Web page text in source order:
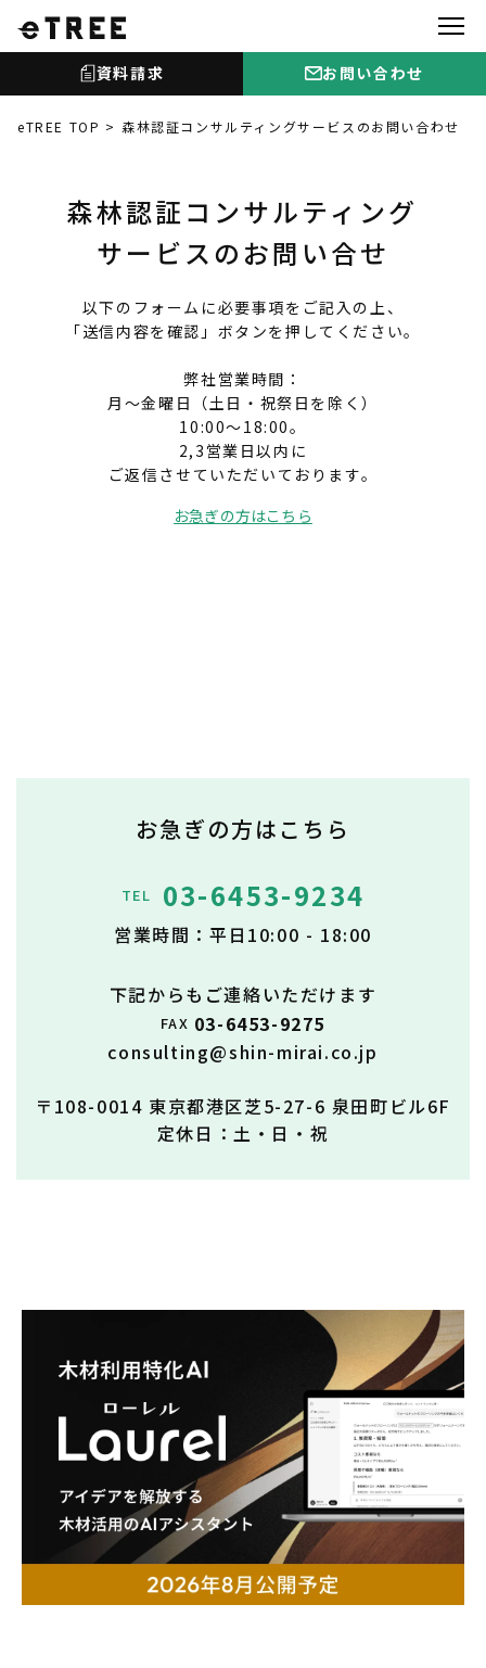
資料請求 お問い合わせ
eTREE TOP 森林認証コンサルティングサービスのお問い合わせ
森林認証コンサルティング
サービスのお問い合せ
以下のフォームに必要事項をご記入の上、
「送信内容を確認」ボタンを押してください。
弊社営業時間：
月～金曜日（土日・祝祭日を除く）
10:00～18:00。
2,3営業日以内に
ご返信させていただいております。
お急ぎの方はこちら
お急ぎの方はこちら
TEL 03-6453-9234
営業時間：平日10:00 - 18:00
下記からもご連絡いただけます
FAX 03-6453-9275
consulting@shin-mirai.co.jp
〒108-0014 東京都港区芝5-27-6 泉田町ビル6F
定休日：土・日・祝